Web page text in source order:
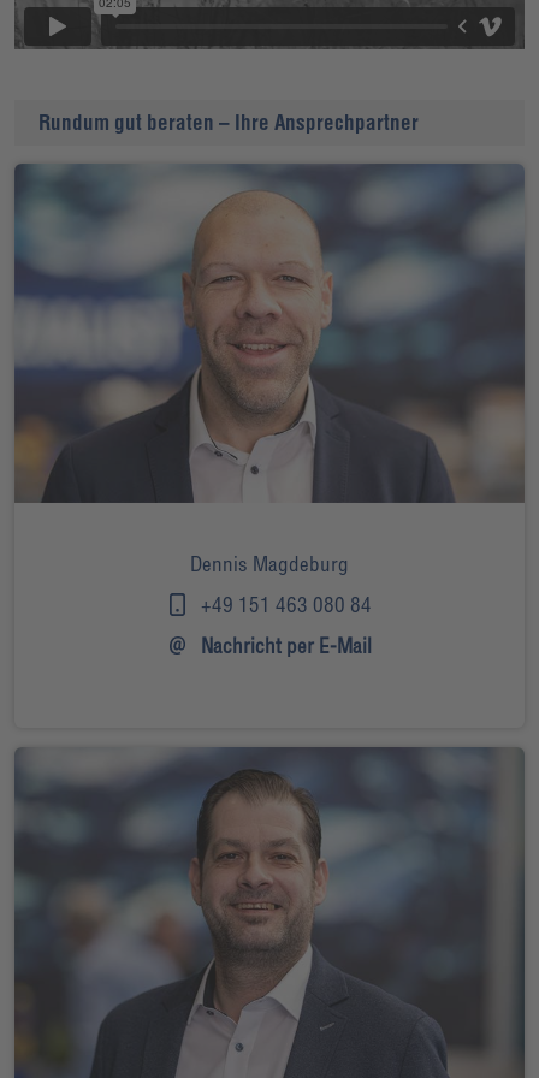
Rundum gut beraten – Ihre Ansprechpartner
Dennis Magdeburg
+49 151 463 080 84
Nachricht per E-Mail